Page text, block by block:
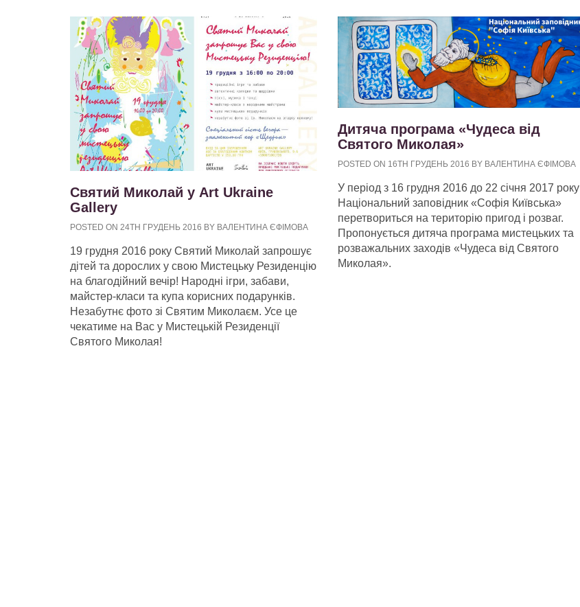
Святий Миколай у Art Ukraine
Gallery
POSTED ON 24TH ГРУДЕНЬ 2016 BY ВАЛЕНТИНА ЄФІМОВА
19 грудня 2016 року Святий Миколай запрошує
дітей та дорослих у свою Мистецьку Резиденцію
на благодійний вечір! Народні ігри, забави,
майстер-класи та купа корисних подарунків.
Незабутнє фото зі Святим Миколаєм. Усе це
чекатиме на Вас у Мистецькій Резиденції
Святого Миколая!
Дитяча програма «Чудеса від
Святого Миколая»
POSTED ON 16TH ГРУДЕНЬ 2016 BY ВАЛЕНТИНА ЄФІМОВА
У період з 16 грудня 2016 до 22 січня 2017 року
Національний заповідник «Софія Київська»
перетвориться на територію пригод і розваг.
Пропонується дитяча програма мистецьких та
розважальних заходів «Чудеса від Святого
Миколая».